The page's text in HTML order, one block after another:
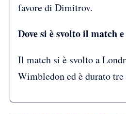
favore di Dimitrov.
Dove si è svolto il match
Il match si è svolto a
Wimbledon ed è durato